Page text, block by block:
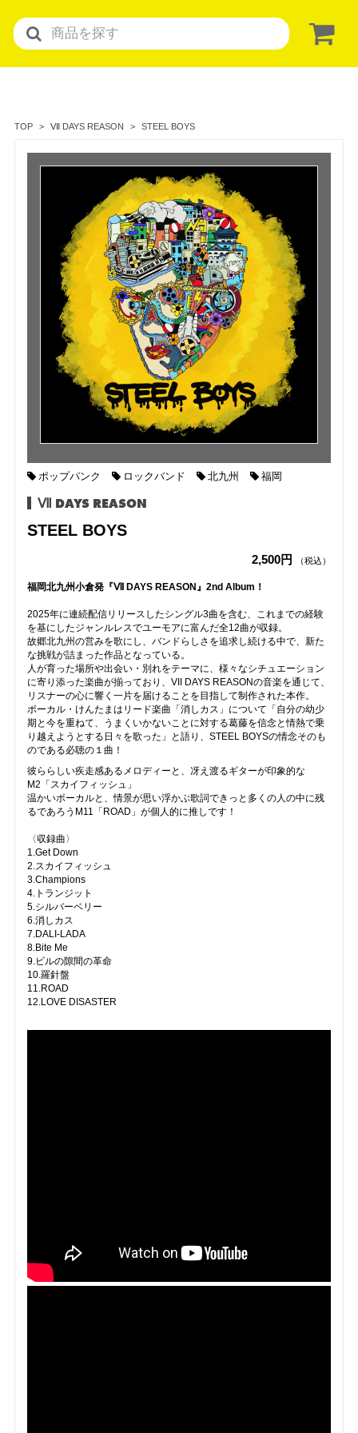
TOP Ⅶ DAYS REASON STEEL BOYS
ポップパンク ロックバンド 北九州 福岡
Ⅶ DAYS REASON
STEEL BOYS
2,500円 （税込）
福岡北九州小倉発『Ⅶ DAYS REASON』2nd Album！
2025年に連続配信リリースしたシングル3曲を含む、これまでの経験
を基にしたジャンルレスでユーモアに富んだ全12曲が収録。
故郷北九州の営みを歌にし、バンドらしさを追求し続ける中で、新た
な挑戦が詰まった作品となっている。
人が育った場所や出会い・別れをテーマに、様々なシチュエーション
に寄り添った楽曲が揃っており、VII DAYS REASONの音楽を通じて、
リスナーの心に響く一片を届けることを目指して制作された本作。
ボーカル・けんたまはリード楽曲「消しカス」について「自分の幼少
期と今を重ねて、うまくいかないことに対する葛藤を信念と情熱で乗
り越えようとする日々を歌った」と語り、STEEL BOYSの情念そのも
のである必聴の１曲！
彼ららしい疾走感あるメロディーと、冴え渡るギターが印象的な
M2「スカイフィッシュ」
温かいボーカルと、情景が思い浮かぶ歌詞できっと多くの人の中に残
るであろうM11「ROAD」が個人的に推しです！
〈収録曲〉
1.Get Down
2.スカイフィッシュ
3.Champions
4.トランジット
5.シルバーベリー
6.消しカス
7.DALI-LADA
8.Bite Me
9.ビルの隙間の革命
10.羅針盤
11.ROAD
12.LOVE DISASTER